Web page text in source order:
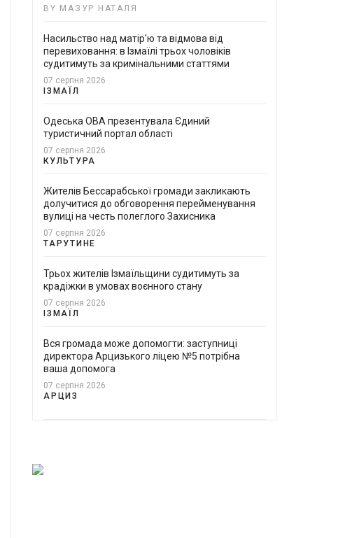
BY МАЗУР НАТАЛЯ
Насильство над матір'ю та відмова від
перевиховання: в Ізмаїлі трьох чоловіків
судитимуть за кримінальними статтями
07 серпня 2026
ІЗМАЇЛ
Одеська ОВА презентувала Єдиний
туристичний портал області
07 серпня 2026
КУЛЬТУРА
Жителів Бессарабської громади закликають
долучитися до обговорення перейменування
вулиці на честь полеглого Захисника
07 серпня 2026
ТАРУТИНЕ
Трьох жителів Ізмаїльщини судитимуть за
крадіжки в умовах воєнного стану
07 серпня 2026
ІЗМАЇЛ
Вся громада може допомогти: заступниці
директора Арцизького ліцею №5 потрібна
ваша допомога
07 серпня 2026
АРЦИЗ